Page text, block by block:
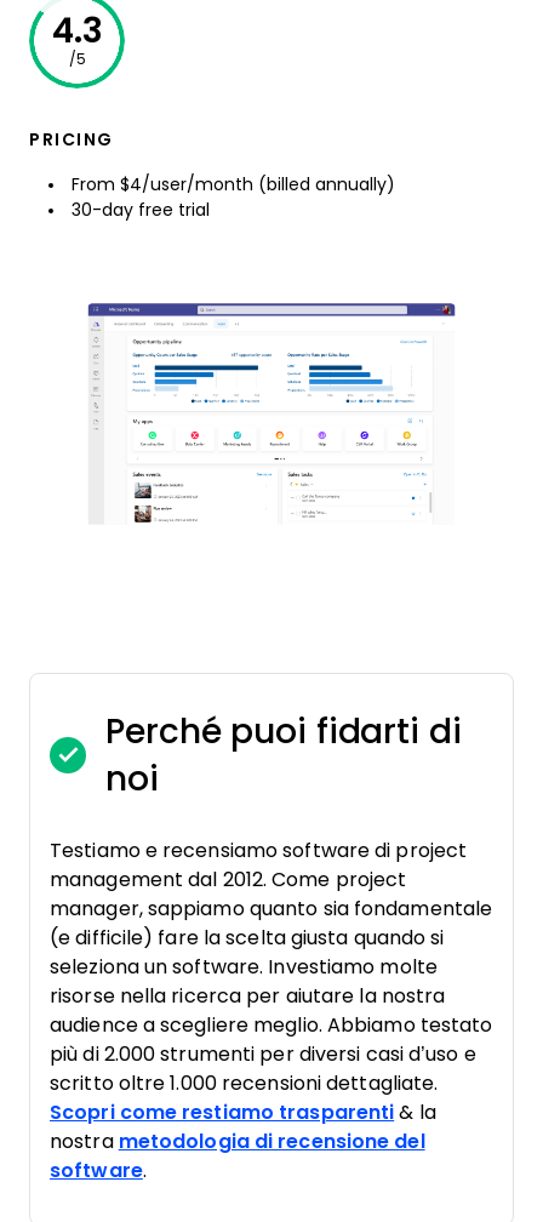
4.3
/5
PRICING
From $4/user/month (billed annually)
30-day free trial
Perché puoi fidarti di
noi
Testiamo e recensiamo software di project
management dal 2012. Come project
manager, sappiamo quanto sia fondamentale
(e difficile) fare la scelta giusta quando si
seleziona un software. Investiamo molte
risorse nella ricerca per aiutare la nostra
audience a scegliere meglio. Abbiamo testato
più di 2.000 strumenti per diversi casi d’uso e
scritto oltre 1.000 recensioni dettagliate.
Scopri come restiamo trasparenti & la
nostra metodologia di recensione del
software.